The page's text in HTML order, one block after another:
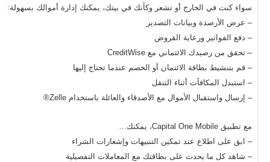
سواء كنت في الخارج أو تشعر وكأنك في بيتك، يمكنك إدارة أموالك بسهولة:
– عرض الأرصدة وبيانات التصدير
– دفع الفواتير ورعاية القروض
– تحقق من رصيدك الائتماني مع CreditWise
– قم بتنشيط بطاقة الائتمان أو الخصم عندما تحتاج إليها
– استبدل المكافآت أثناء التنقل
– إرسال واستقبال الأموال مع الأصدقاء والعائلة باستخدام Zelle®
مع تطبيق Capital One Mobile، يمكنك…
– ابق على اطلاع عند تمكين التنبيهات وإشعارات الشراء
– شاهد كل ما يحدث على بطاقتك مع المعاملات التفصيلية